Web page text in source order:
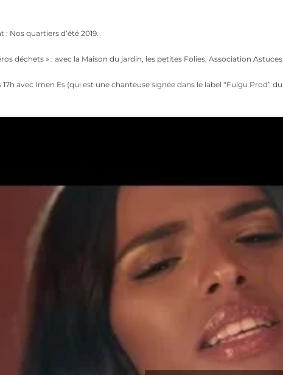
Nos quartiers d’été 2019.
déchets » : avec la Maison du jardin, les petites Folies, Association
17h avec Imen Es (qui est une chanteuse signée dans le label “Fulgu Prod”